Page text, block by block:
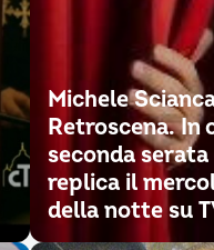
Michele
Retroscena. In
seconda
replica il
della notte su